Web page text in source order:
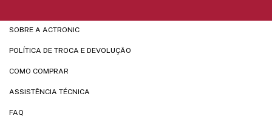
SOBRE A ACTRONIC
POLÍTICA DE TROCA E DEVOLUÇÃO
COMO COMPRAR
ASSISTÊNCIA TÉCNICA
FAQ